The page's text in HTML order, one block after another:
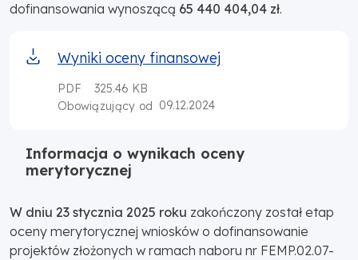
dofinansowania wynoszącą 65 440 404,04 zł.
Wyniki oceny finansowej
PDF
325.46 KB
Obowiązujący od 09.12.2024
Informacja o wynikach oceny
merytorycznej
W dniu 23 stycznia 2025 roku zakończony został etap
oceny merytorycznej wniosków o dofinansowanie
projektów złożonych w ramach naboru nr FEMP.02.07-